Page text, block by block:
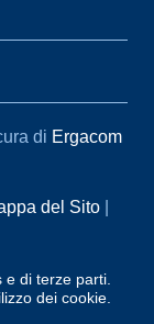
di terze parti.
dei cookie.
di Ergacom
del Sito
di